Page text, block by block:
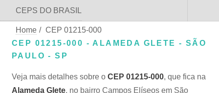
CEPS DO BRASIL
Home / CEP 01215-000
CEP 01215-000 - ALAMEDA GLETE - SÃO
PAULO - SP
Veja mais detalhes sobre o CEP 01215-000, que fica na
Alameda Glete, no bairro Campos Elíseos em São